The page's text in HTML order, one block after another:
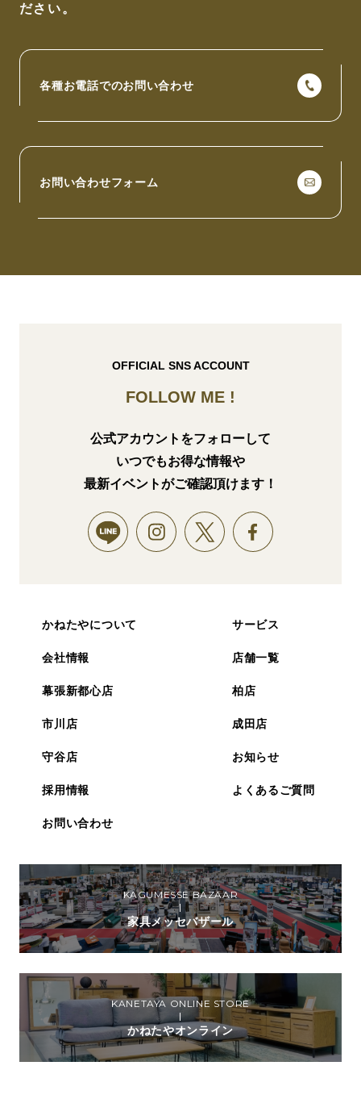
ださい。
各種お電話でのお問い合わせ
お問い合わせフォーム
OFFICIAL SNS ACCOUNT
FOLLOW ME !
公式アカウントをフォローして
いつでもお得な情報や
最新イベントがご確認頂けます！
KAGUMESSE BAZAAR
家具メッセバザール
KANETAYA ONLINE STORE
かねたやオンライン
かねたやについて サービス
会社情報 店舗一覧
幕張新都心店 柏店
市川店 成田店
守谷店 お知らせ
採用情報 よくあるご質問
お問い合わせ